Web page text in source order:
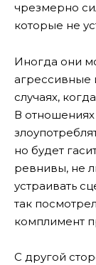
чрезмерно
которые не
Иногда они
агрессивные
случаях,
В
но будет
ревнивы, не
устраивать
так
комплимент
С другой